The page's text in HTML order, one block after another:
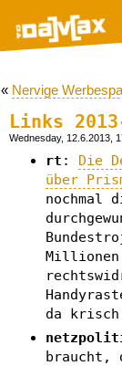
« Nervige
Links
Wednesday, 12.6.2013,
rt : Die
über
nochmal
da
braucht,